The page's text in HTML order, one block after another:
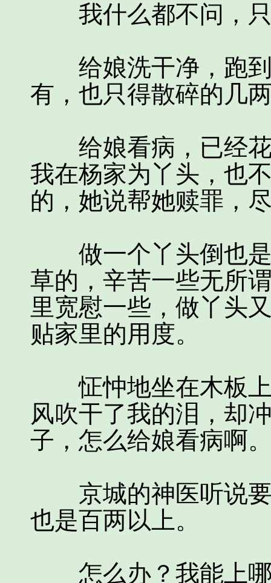
我什么都不问，只
给娘洗干净，跑到
有，也只得散碎的几
给娘看病，已经花
我在杨家为丫头，也
的，她说帮她赎罪，
做一个丫头倒也是
草的，辛苦一些无所
里宽慰一些，做丫头
贴家里的用度。
怔忡地坐在木板上
风吹干了我的泪，却
子，怎么给娘看病啊
京城的神医听说要
也是百两以上。
怎么办？我能上哪